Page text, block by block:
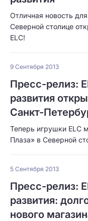
Отличная новость
Северной столице
ELC!
9 Сентября 2013
Пресс-релиз:
развития
Санкт-
Теперь игрушки ELC
Плаза» в Северной
5 Сентября 2013
Пресс-релиз:
развития:
нового